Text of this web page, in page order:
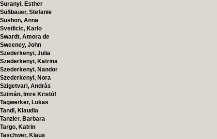
Suranyi, Esther
Süßbauer, Stefanie
Sushon, Anna
Svetlicic, Karlo
Swardt, Amora de
Sweeney, John
Szederkenyi, Julia
Szederkenyi, Katrina
Szederkenyi, Nandor
Szederkenyi, Nora
Szigetvari, András
Szimán, Imre Kristóf
Tagwerker, Lukas
Tandl, Klaudia
Tanzler, Barbara
Targo, Katrin
Taschwer, Klaus